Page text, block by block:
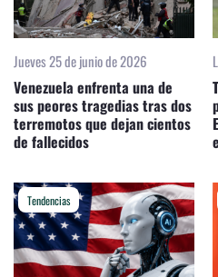
Jueves 25 de junio de 2026
Venezuela enfrenta una de
sus peores tragedias tras dos
terremotos que dejan cientos
de fallecidos
Tendencias